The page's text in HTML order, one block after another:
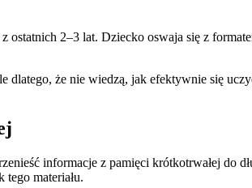
2–3 lat. Dziecko oswaja się z
że nie wiedzą, jak efektywnie się
informacje z pamięci krótkotrwałej do
tego materiału.